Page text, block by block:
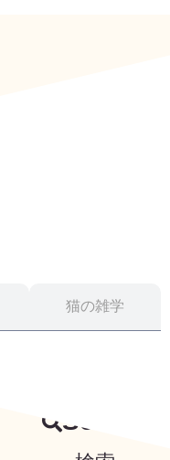
猫の雑学
Search